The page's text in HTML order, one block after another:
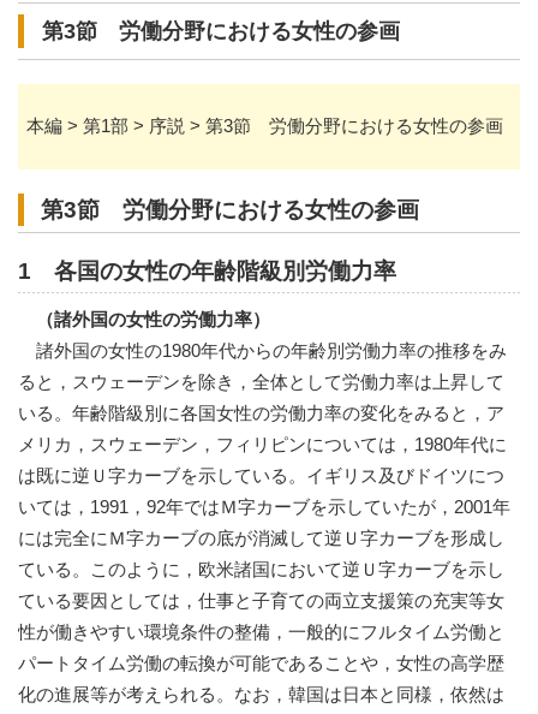
第3節 労働分野における女性の参画
本編 > 第1部 > 序説 > 第3節 労働分野における女性の参画
第3節 労働分野における女性の参画
1 各国の女性の年齢階級別労働力率
（諸外国の女性の労働力率）
諸外国の女性の1980年代からの年齢別労働力率の推移をみ
ると，スウェーデンを除き，全体として労働力率は上昇して
いる。年齢階級別に各国女性の労働力率の変化をみると，ア
メリカ，スウェーデン，フィリピンについては，1980年代に
は既に逆Ｕ字カーブを示している。イギリス及びドイツにつ
いては，1991，92年ではＭ字カーブを示していたが，2001年
には完全にＭ字カーブの底が消滅して逆Ｕ字カーブを形成し
ている。このように，欧米諸国において逆Ｕ字カーブを示し
ている要因としては，仕事と子育ての両立支援策の充実等女
性が働きやすい環境条件の整備，一般的にフルタイム労働と
パートタイム労働の転換が可能であることや，女性の高学歴
化の進展等が考えられる。なお，韓国は日本と同様，依然は